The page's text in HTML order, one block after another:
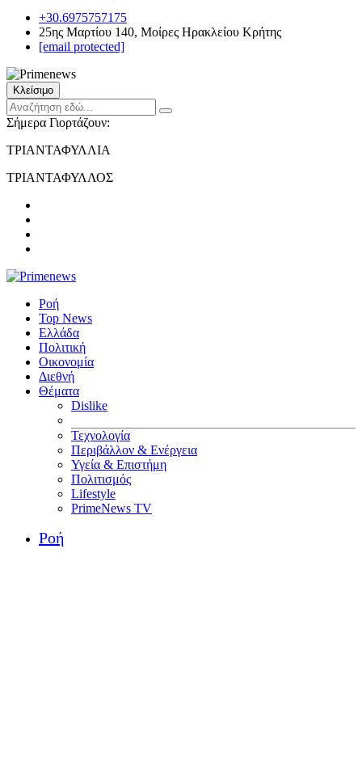
+30.6975757175
25ης Μαρτίου 140, Μοίρες Ηρακλείου Κρήτης
[email protected]
Κλείσιμο
Σήμερα Γιορτάζουν:
ΤΡΙΑΝΤΑΦΥΛΛΙΑ
ΤΡΙΑΝΤΑΦΥΛΛΟΣ
Ροή
Top News
Ελλάδα
Πολιτική
Οικονομία
Διεθνή
Θέματα
Dislike
Τεχνολογία
Περιβάλλον & Ενέργεια
Υγεία & Επιστήμη
Πολιτισμός
Lifestyle
PrimeNews TV
Ροή